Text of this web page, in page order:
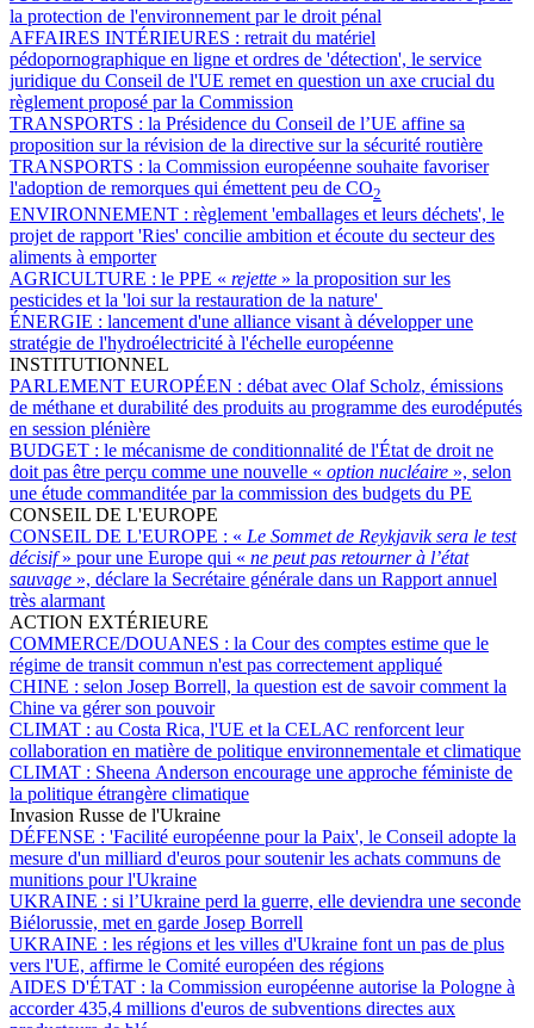
la protection de l'environnement par le droit pénal
AFFAIRES INTÉRIEURES : retrait du matériel
pédopornographique en ligne et ordres de 'détection', le service
juridique du Conseil de l'UE remet en question un axe crucial du
règlement proposé par la Commission
TRANSPORTS : la Présidence du Conseil de l’UE affine sa
proposition sur la révision de la directive sur la sécurité routière
TRANSPORTS : la Commission européenne souhaite favoriser
l'adoption de remorques qui émettent peu de CO2
ENVIRONNEMENT : règlement 'emballages et leurs déchets', le
projet de rapport 'Ries' concilie ambition et écoute du secteur des
aliments à emporter
AGRICULTURE : le PPE « rejette » la proposition sur les
pesticides et la 'loi sur la restauration de la nature'
ÉNERGIE : lancement d'une alliance visant à développer une
stratégie de l'hydroélectricité à l'échelle européenne
INSTITUTIONNEL
PARLEMENT EUROPÉEN : débat avec Olaf Scholz, émissions
de méthane et durabilité des produits au programme des eurodéputés
en session plénière
BUDGET : le mécanisme de conditionnalité de l'État de droit ne
doit pas être perçu comme une nouvelle « option nucléaire », selon
une étude commanditée par la commission des budgets du PE
CONSEIL DE L'EUROPE
CONSEIL DE L'EUROPE : « Le Sommet de Reykjavik sera le test
décisif» pour une Europe qui « ne peut pas retourner à l’état
sauvage », déclare la Secrétaire générale dans un Rapport annuel
très alarmant
ACTION EXTÉRIEURE
COMMERCE/DOUANES : la Cour des comptes estime que le
régime de transit commun n'est pas correctement appliqué
CHINE : selon Josep Borrell, la question est de savoir comment la
Chine va gérer son pouvoir
CLIMAT : au Costa Rica, l'UE et la CELAC renforcent leur
collaboration en matière de politique environnementale et climatique
CLIMAT : Sheena Anderson encourage une approche féministe de
la politique étrangère climatique
Invasion Russe de l'Ukraine
DÉFENSE : 'Facilité européenne pour la Paix', le Conseil adopte la
mesure d'un milliard d'euros pour soutenir les achats communs de
munitions pour l'Ukraine
UKRAINE : si l’Ukraine perd la guerre, elle deviendra une seconde
Biélorussie, met en garde Josep Borrell
UKRAINE : les régions et les villes d'Ukraine font un pas de plus
vers l'UE, affirme le Comité européen des régions
AIDES D'ÉTAT : la Commission européenne autorise la Pologne à
accorder 435,4 millions d'euros de subventions directes aux